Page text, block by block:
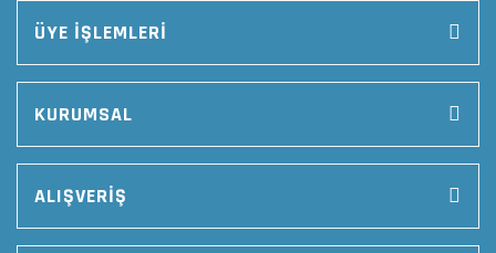
ÜYE İŞLEMLERİ
KURUMSAL
ALIŞVERİŞ